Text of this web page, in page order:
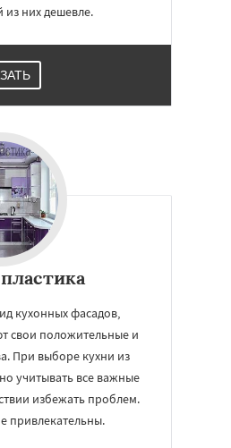
из них дешевле.
кухонных фасадов,
свои положительные и
При выборе кухни из
учитывать все важные
избежать проблем.
привлекательны.